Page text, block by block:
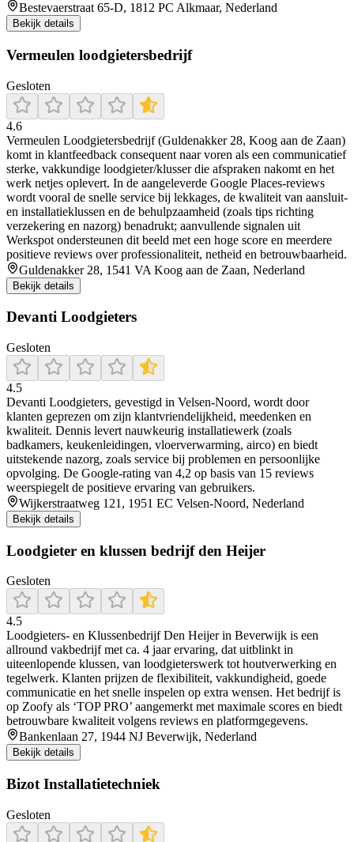
Bestevaerstraat 65-D, 1812 PC Alkmaar, Nederland
Bekijk details
Vermeulen loodgietersbedrijf
Gesloten
4.6
Vermeulen Loodgietersbedrijf (Guldenakker 28, Koog aan de Zaan)
komt in klantfeedback consequent naar voren als een communicatief
sterke, vakkundige loodgieter/klusser die afspraken nakomt en het
werk netjes oplevert. In de aangeleverde Google Places-reviews
wordt vooral de snelle service bij lekkages, de kwaliteit van aansluit-
en installatieklussen en de behulpzaamheid (zoals tips richting
verzekering en nazorg) benadrukt; aanvullende signalen uit
Werkspot ondersteunen dit beeld met een hoge score en meerdere
positieve reviews over professionaliteit, netheid en betrouwbaarheid.
Guldenakker 28, 1541 VA Koog aan de Zaan, Nederland
Bekijk details
Devanti Loodgieters
Gesloten
4.5
Devanti Loodgieters, gevestigd in Velsen‑Noord, wordt door
klanten geprezen om zijn klantvriendelijkheid, meedenken en
kwaliteit. Dennis levert nauwkeurig installatiewerk (zoals
badkamers, keukenleidingen, vloerverwarming, airco) en biedt
uitstekende nazorg, zoals service bij problemen en persoonlijke
opvolging. De Google‑rating van 4,2 op basis van 15 reviews
weerspiegelt de positieve ervaring van gebruikers.
Wijkerstraatweg 121, 1951 EC Velsen-Noord, Nederland
Bekijk details
Loodgieter en klussen bedrijf den Heijer
Gesloten
4.5
Loodgieters- en Klussenbedrijf Den Heijer in Beverwijk is een
allround vakbedrijf met ca. 4 jaar ervaring, dat uitblinkt in
uiteenlopende klussen, van loodgieterswerk tot houtverwerking en
tegelwerk. Klanten prijzen de flexibiliteit, vakkundigheid, goede
communicatie en het snelle inspelen op extra wensen. Het bedrijf is
op Zoofy als ‘TOP PRO’ aangemerkt met maximale scores en biedt
betrouwbare kwaliteit volgens reviews en platformgegevens.
Bankenlaan 27, 1944 NJ Beverwijk, Nederland
Bekijk details
Bizot Installatietechniek
Gesloten